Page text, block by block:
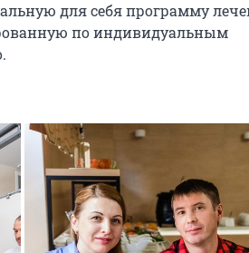
для себя программу
по индивидуальным